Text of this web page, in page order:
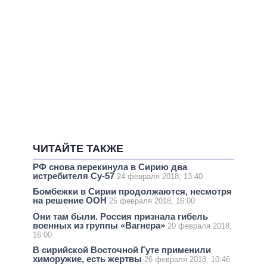
ЧИТАЙТЕ ТАКЖЕ
РФ снова перекинула в Сирию два
истребителя Су-57 24 февраля 2018, 13:40
Бомбежки в Сирии продолжаются, несмотря
на решение ООН 25 февраля 2018, 16:00
Они там были. Россия признала гибель
военных из группы «Вагнера» 20 февраля 2018,
16:00
В сирийской Восточной Гуте применили
химоружие, есть жертвы 26 февраля 2018, 10:46